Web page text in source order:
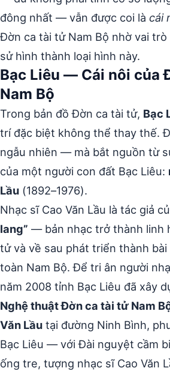
đông nhất — vẫn được coi là cái
Đờn ca tài tử Nam Bộ nhờ vai
sử hình thành loại hình này.
Bạc Liêu — Cái nôi của
Nam Bộ
Trong bản đồ Đờn ca tài tử, Bạc
trí đặc biệt không thể thay thế.
ngẫu nhiên — mà bắt nguồn từ
của một người con đất Bạc Liêu:
Lầu (1892–1976).
Nhạc sĩ Cao Văn Lầu là tác giả
lang” — bản nhạc trở thành linh
tử và về sau phát triển thành bài
toàn Nam Bộ. Để tri ân người
năm 2008 tỉnh Bạc Liêu đã xây
Nghệ thuật Đờn ca tài tử Nam
Văn Lầu tại đường Ninh Bình,
Bạc Liêu — với Đài nguyệt cầm
ống tre, tượng nhạc sĩ Cao Văn